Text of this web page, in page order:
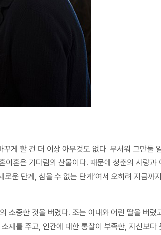
게 할 건 더 이상 아무것도 없다. 무서워 그만둘
혼은 기다림의 산물이다. 때문에 청춘의 사랑과
운 단계, 참을 수 없는 단계’여서 오히려 지금까
소중한 것을 버렸다. 조는 아내와 어린 딸을 버렸
재를 주고, 인간에 대한 통찰이 부족한, 자신보다